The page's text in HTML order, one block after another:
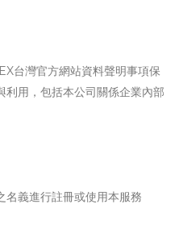
台灣官方網站資料聲明事項保
用，包括本公司關係企業內部
名義進行註冊或使用本服務